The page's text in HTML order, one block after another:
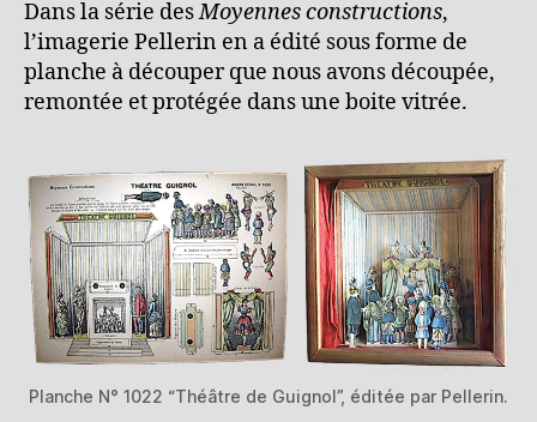
Dans la série desMoyennes constructions,
l’imagerie Pellerin en a édité sous forme de
planche à découper que nous avons découpée,
remontée et protégée dans une boite vitrée.
Planche N° 1022 “Théâtre de Guignol”, éditée par Pellerin.